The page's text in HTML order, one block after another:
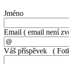
Jméno
Email ( email není
Váš příspěvek (